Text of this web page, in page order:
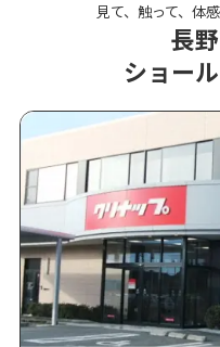
見て、触って、体
長
ショー